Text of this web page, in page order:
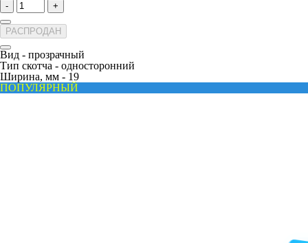
- +
РАСПРОДАН
Вид - прозрачный
Тип скотча - односторонний
Ширина, мм - 19
ПОПУЛЯРНЫЙ